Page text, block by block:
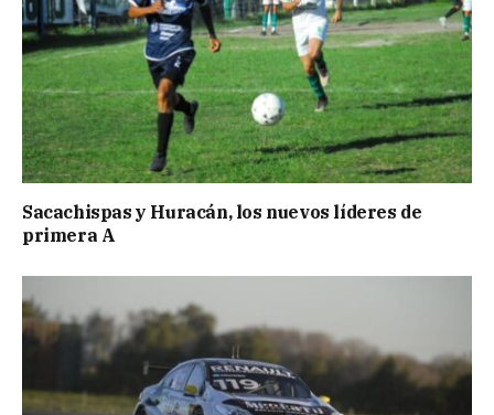
Sacachispas y Huracán, los nuevos líderes de
primera A